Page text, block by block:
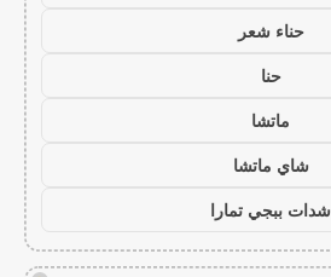
حناء شعر
حنا
ماتشا
شاي ماتشا
شدات ببجي تمارا